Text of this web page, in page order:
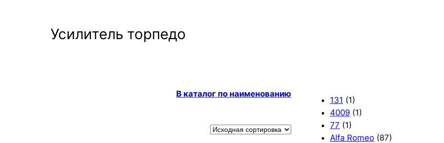
Усилитель торпедо
В каталог по наименованию
131 (1)
4009 (1)
77 (1)
Alfa Romeo (87)